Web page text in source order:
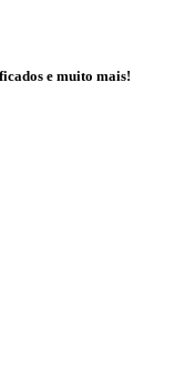
e muito mais!